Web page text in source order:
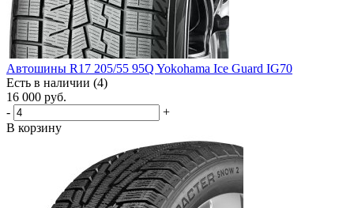
Автошины R17 205/55 95Q Yokohama Ice Guard IG70
Есть в наличии (4)
16 000 руб.
-
+
В корзину